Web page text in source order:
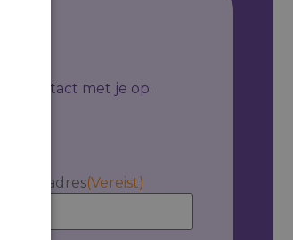
contact met je op.
e-mailadres(Vereist)